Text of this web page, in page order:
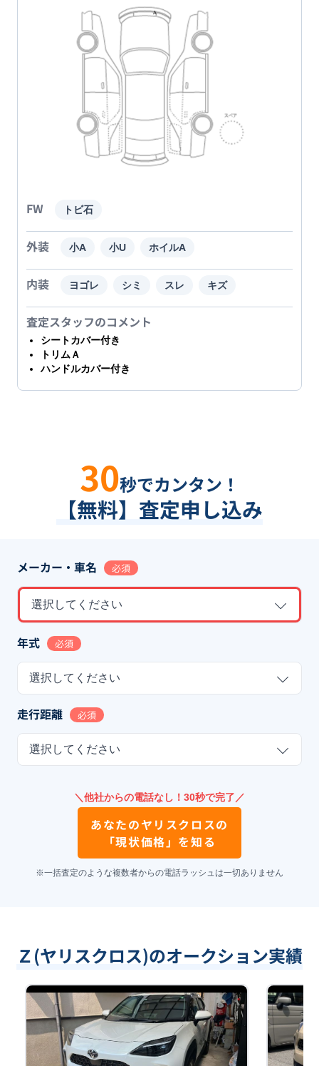
FW トビ石
外装 小A 小U ホイルA
内装 ヨゴレ シミ スレ キズ
査定スタッフのコメント
シートカバー付き
トリムＡ
ハンドルカバー付き
30秒でカンタン！
【無料】査定申し込み
メーカー・車名 必須
選択してください
年式 必須
選択してください
走行距離 必須
選択してください
＼他社からの電話なし！30秒で完了／
あなたのヤリスクロスの
「現状価格」を知る
※一括査定のような複数者からの電話ラッシュは一切ありません
Ｚ(ヤリスクロス)のオークション実績